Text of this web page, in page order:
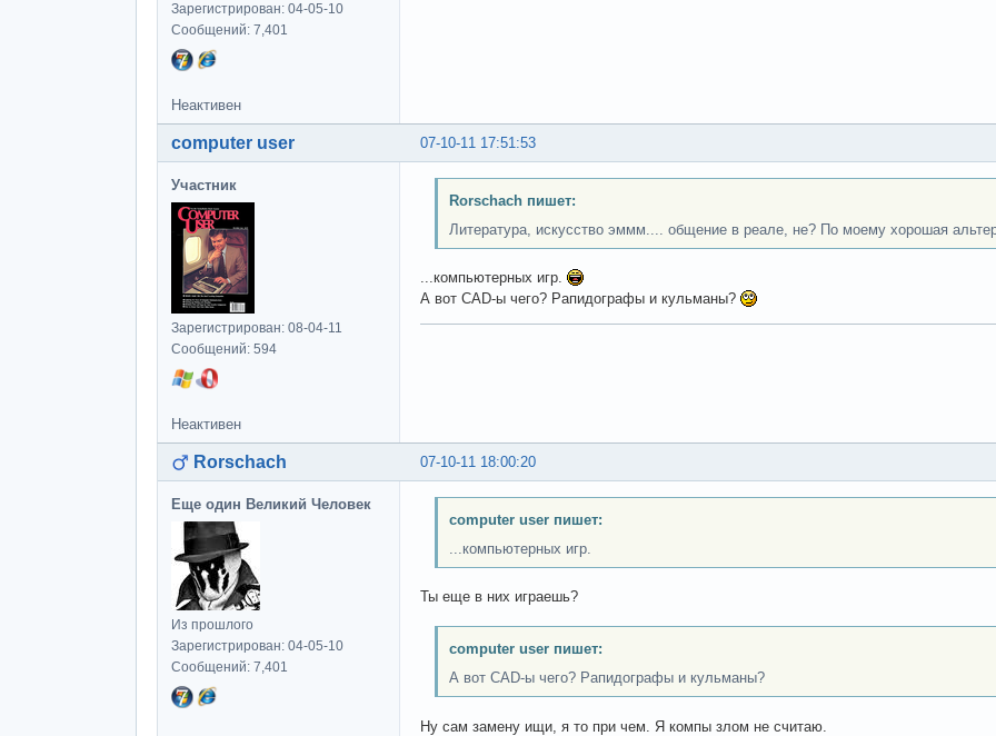
Зарегистрирован: 04-05-10
Сообщений: 7,401
Неактивен
07-10-11 17:51:53
computer user
Участник
Зарегистрирован: 08-04-11
Сообщений: 594
Rorschach пишет:
Литература, искусство эммм.... общение в реале, не? По моему хорошая
...компьютерных игр.
А вот CAD-ы чего? Рапидографы и кульманы?
Неактивен
07-10-11 18:00:20
Rorschach
Еще один Великий Человек
Из прошлого
Зарегистрирован: 04-05-10
Сообщений: 7,401
computer user пишет:
...компьютерных игр.
Ты еще в них играешь?
computer user пишет:
А вот CAD-ы чего? Рапидографы и кульманы?
Ну сам замену ищи, я то при чем. Я компы злом не считаю.